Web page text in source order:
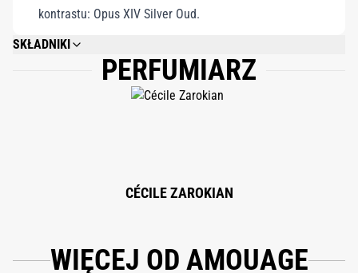
kontrastu: Opus XIV Silver Oud.
SKŁADNIKI
PARFUM, LIMONENE, CITRONELLOL, GERANIOL, LINALOOL, BENZYL
ALCOHOL, EUGENOL, CITRAL, FARNESOL, BENZYL BENZOATE.
PERFUMIARZ
CÉCILE ZAROKIAN
WIĘCEJ OD AMOUAGE